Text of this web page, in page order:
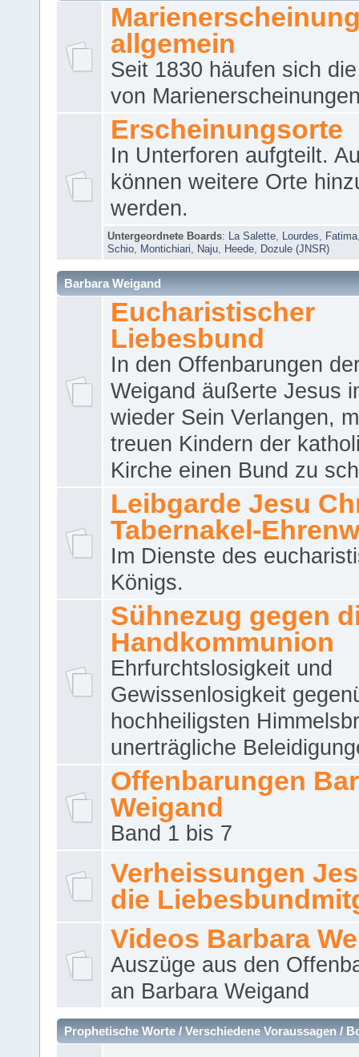
allgemein
Seit 1830 häufen sich
von
Erscheinungsorte
In Unterforen aufgteilt.
können weitere Orte
werden.
Untergeordnete Boards: La Salette Lourdes Fatima
Schio
Montichiari Naju Heede Dozule (JNSR)
Barbara Weigand
Eucharistischer
Liebesbund
In den Offenbarungen
Weigand äußerte Jesus
wieder Sein Verlangen,
treuen Kindern der
Kirche einen Bund zu
Leibgarde Jesu
Tabernakel-
Im Dienste des
Königs.
Sühnezug gegen
Handkommunion
Ehrfurchtslosigkeit und
Gewissenlosigkeit
hochheiligsten
unerträgliche
Offenbarungen
Weigand
Band 1 bis 7
Verheissungen
die
Videos Barbara
Auszüge aus den
an Barbara Weigand
Prophetische Worte / Verschiedene Voraussagen /